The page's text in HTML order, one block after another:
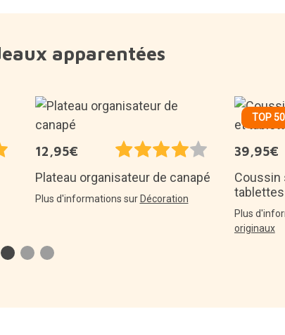
apparentées
12,95€
Plateau organisateur de canapé
Plus d'informations sur Décoration
TOP 50
39,95€
Coussin
tablettes
Plus
originaux